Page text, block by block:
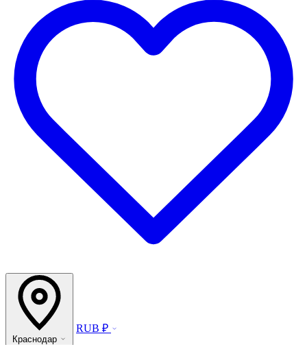
Краснодар
RUB ₽